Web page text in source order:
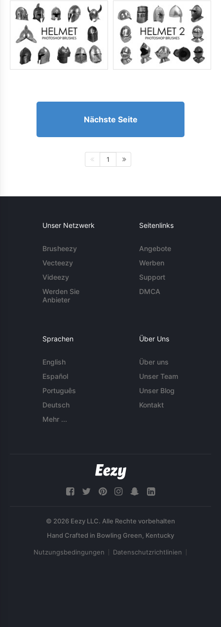
Nächste Seite
1
Unser Netzwerk
Brusheezy
Vecteezy
Videezy
Werden Sie
Anbieter
Seitenlinks
Angebote
Werben
Support
DMCA
Sprachen
English
Español
Português
Deutsch
Mehr ...
Über Uns
Über uns
Unser Team
Unser Blog
Kontakt
© 2026 Eezy LLC. Alle Rechte vorbehalten
Nutzungsbedingungen Datenschutzrichtlinien